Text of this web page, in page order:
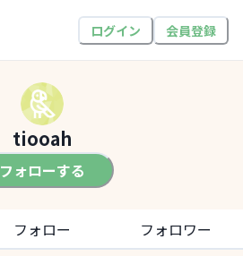
ログイン 会員登録
tiooah
フォローする
フォロー フォロワー